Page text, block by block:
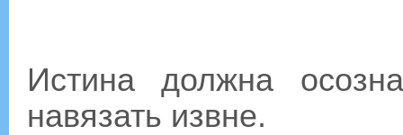
Истина должна
навязать извне.